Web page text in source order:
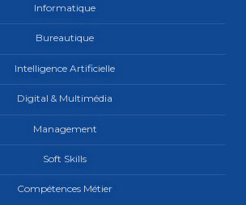
Informatique
Bureautique
Intelligence Artificielle
Digital & Multimédia
Management
Soft Skills
Compétences Métier